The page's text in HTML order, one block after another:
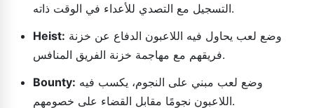
التسجيل مع التصدي للأعداء في الوقت ذاته.
Heist:
فريقهم مع مهاجمة خزنة الفريق المنافس.
Bounty:
اللاعبون نجومًا مقابل القضاء على خصومهم.